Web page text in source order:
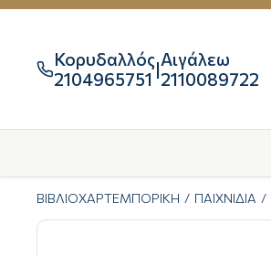
Κορυδαλλός
2104965751 |Αιγάλεω
2110089722
ΒΙΒΛΙΟΧΑΡΤΕΜΠΟΡΙΚΗ ΠΑΙΧΝΙΔΙΑ